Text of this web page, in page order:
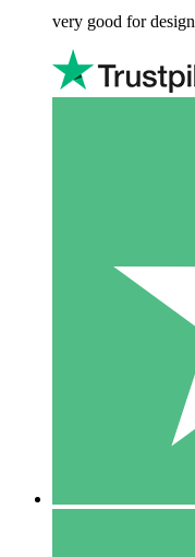
very good for design